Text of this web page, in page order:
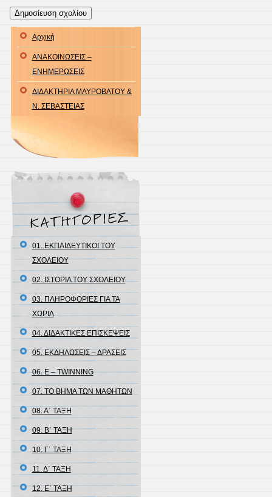
Αρχική
ΑΝΑΚΟΙΝΩΣΕΙΣ –
ΕΝΗΜΕΡΩΣΕΙΣ
ΔΙΔΑΚΤΗΡΙΑ ΜΑΥΡΟΒΑΤΟΥ &
Ν. ΣΕΒΑΣΤΕΙΑΣ
01. ΕΚΠΑΙΔΕΥΤΙΚΟΙ ΤΟΥ
ΣΧΟΛΕΙΟΥ
02. ΙΣΤΟΡΙΑ ΤΟΥ ΣΧΟΛΕΙΟΥ
03. ΠΛΗΡΟΦΟΡΙΕΣ ΓΙΑ ΤΑ
ΧΩΡΙΑ
04. ΔΙΔΑΚΤΙΚΕΣ ΕΠΙΣΚΕΨΕΙΣ
05. ΕΚΔΗΛΩΣΕΙΣ – ΔΡΑΣΕΙΣ
06. E – TWINNING
07. ΤΟ ΒΗΜΑ ΤΩΝ ΜΑΘΗΤΩΝ
08. Α΄ ΤΑΞΗ
09. Β΄ ΤΑΞΗ
10. Γ΄ ΤΑΞΗ
11. Δ΄ ΤΑΞΗ
12. Ε΄ ΤΑΞΗ